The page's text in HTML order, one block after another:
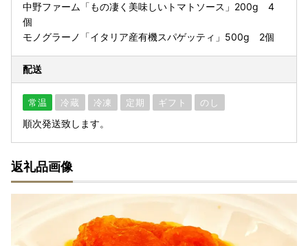
中野ファーム「もの凄く美味しいトマトソース」200g 4
個
モノグラーノ「イタリア産有機スパゲッティ」500g 2個
配送
常温 冷蔵 冷凍 定期 ギフト のし
順次発送致します。
返礼品画像